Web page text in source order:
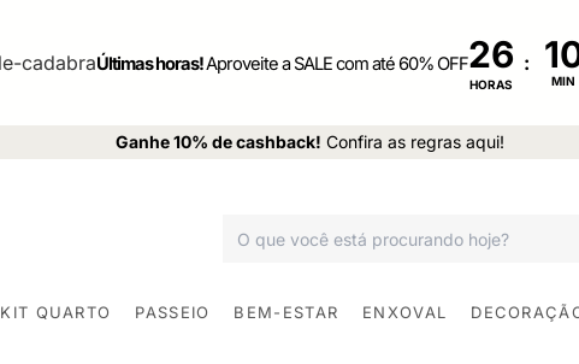
Últimas horas!Aproveite a SALE com até 60% OFF26
HORAS
:
MIN
Ganhe 10% de cashback! Confira as regras aqui!
KIT QUARTO PASSEIO BEM-ESTAR ENXOVAL